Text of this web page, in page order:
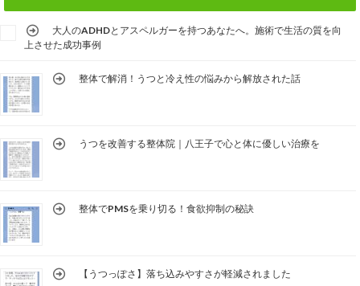
大人のADHDとアスペルガーを持つあなたへ。施術で生活の質を向
上させた成功事例
整体で解消！うつと冷え性の悩みから解放された話
うつを改善する整体院｜八王子で心と体に優しい治療を
整体でPMSを乗り切る！食欲抑制の秘訣
【うつっぽさ】落ち込みやすさが軽減されました